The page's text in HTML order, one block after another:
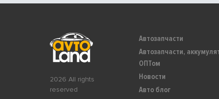
2026 All rights
reserved
Автозапчасти
Автозапчасти,
ОПТом
Новости
Авто блог